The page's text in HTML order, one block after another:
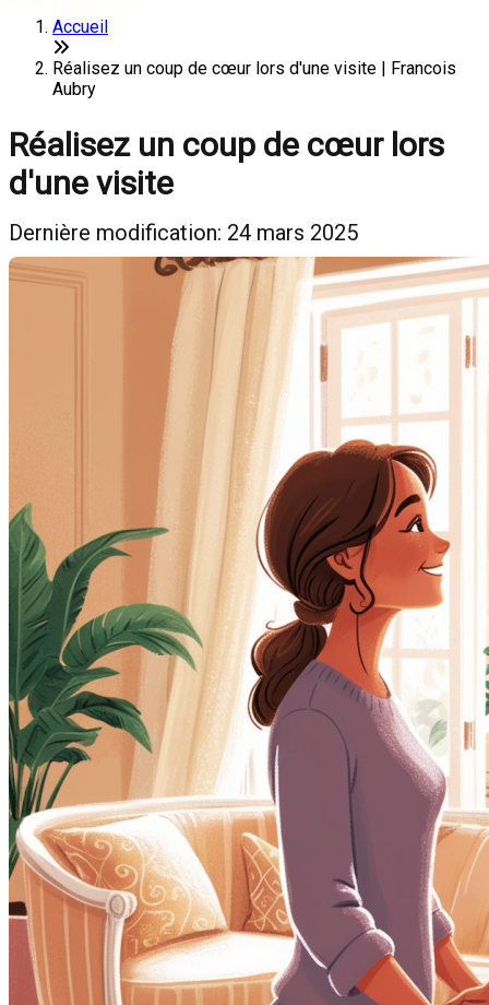
Accueil
Réalisez un coup de cœur lors d'une visite | Francois
Aubry
Réalisez un coup de cœur lors
d'une visite
Dernière modification: 24 mars 2025